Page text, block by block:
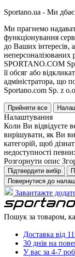
Sportano.ua - Ми
Ми прагнемо
функціонування
до Ваших інтересів,
SPORTANO.COM
її обсяг або
адміністратора, що
Sportano.com Sp. z
Прийняти все
Налаштування
Коли Ви відвідуєте
вирішувати, як Ви
категорій, щоб
недоступності
Розгорнути опис
Підтвердити вибір
Повернутися до
Завантажте
Пошук за товаром,
Доставка від
30 днів на
У вас за 4-7